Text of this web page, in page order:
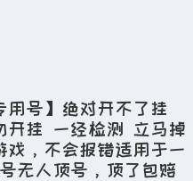
用号】绝对开不了挂
开挂 一经检测 立马掉
，不会报错适用于一
无人顶号，顶了包赔